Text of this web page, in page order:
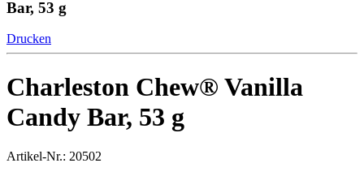
Bar, 53 g
Drucken
Charleston Chew® Vanilla
Candy Bar, 53 g
Artikel-Nr.: 20502